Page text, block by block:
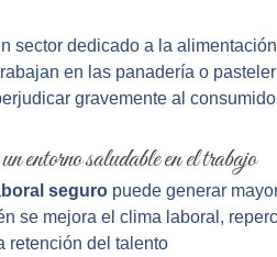
sector dedicado a la
en las panadería o
gravemente al
entorno saludable en el trabajo
seguro puede generar
se mejora el clima laboral,
retención del talento